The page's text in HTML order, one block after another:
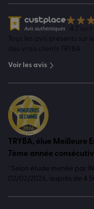
4.7 sur 5
Tous les avis présents sur
des vrais clients TRYBA
Voir les avis
TRYBA, élue Meilleure
7ème année
*Selon étude menée par
02/02/2026, auprès de 4